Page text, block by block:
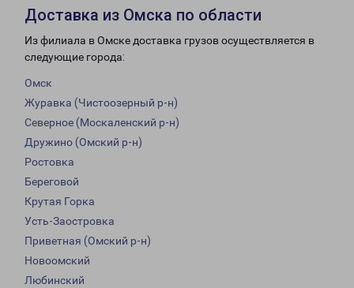
Доставка из Омска по области
Из филиала в Омске доставка грузов осуществляется в
следующие города:
Омск
Журавка (Чистоозерный р-н)
Северное (Москаленский р-н)
Дружино (Омский р-н)
Ростовка
Береговой
Крутая Горка
Усть-Заостровка
Приветная (Омский р-н)
Новоомский
Любинский